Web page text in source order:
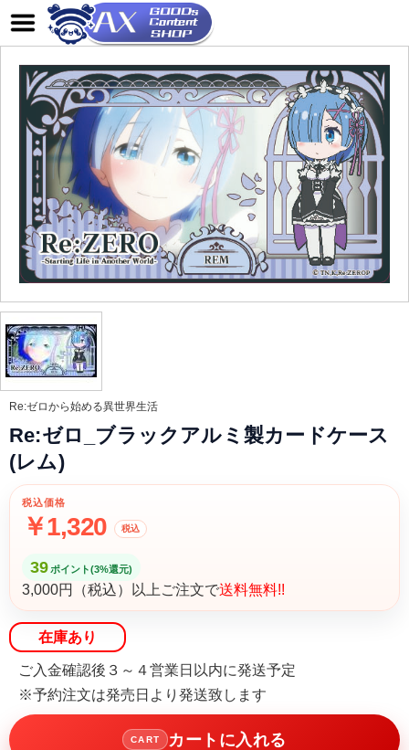
Re:ゼロから始める異世界生活
Re:ゼロ_ブラックアルミ製カードケース
(レム)
税込価格
￥1,320 税込
39 ポイント(3%還元)
3,000円（税込）以上ご注文で送料無料!!
在庫あり
ご入金確認後３～４営業日以内に発送予定
※予約注文は発売日より発送致します
CART カートに入れる